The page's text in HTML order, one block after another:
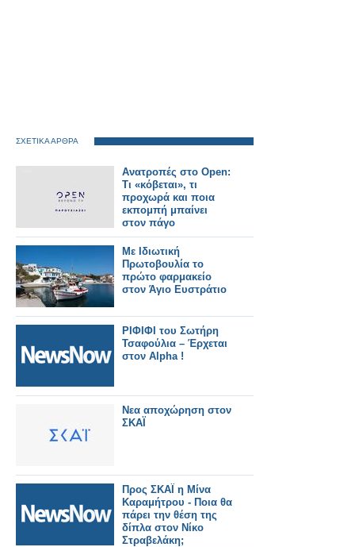
ΣΧΕΤΙΚΑ ΑΡΘΡΑ
Ανατροπές στο Open:
Τι «κόβεται», τι
προχωρά και ποια
εκπομπή μπαίνει
στον πάγο
Με Ιδιωτική
Πρωτοβουλία το
πρώτο φαρμακείο
στον Άγιο Ευστράτιο
ΡΙΦΙΦΙ του Σωτήρη
Τσαφούλια – Έρχεται
στον Alpha !
Νεα αποχώρηση στον
ΣΚΑΪ
Προς ΣΚΑΪ η Μίνα
Καραμήτρου - Ποια θα
πάρει την θέση της
δίπλα στον Νίκο
Στραβελάκη;